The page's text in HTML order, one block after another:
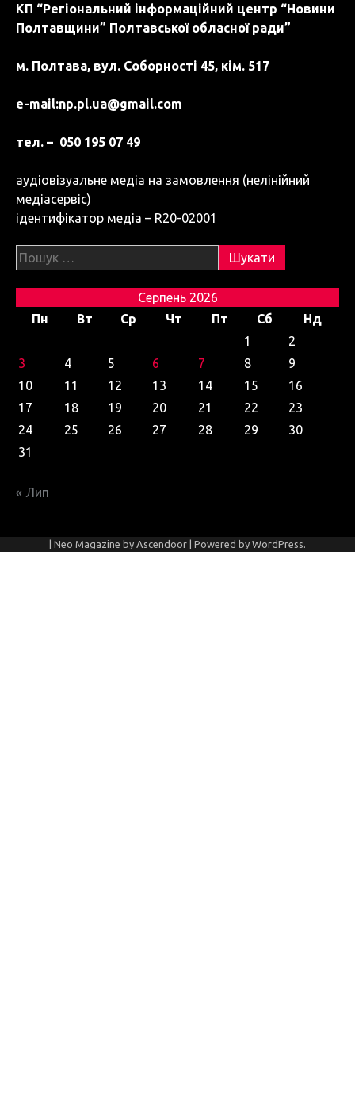
КП “Регіональний інформаційний центр “Новини
Полтавщини” Полтавської обласної ради”
м. Полтава, вул. Соборності 45, кім. 517
e-mail:np.pl.ua@gmail.com
тел. – 050 195 07 49
аудіовізуальне медіа на замовлення (нелінійний
медіасервіс)
ідентифікатор медіа – R20-02001
Пошук:
Серпень 2026
Пн
Вт Ср Чт Пт Сб
Нд
1
2
3
4 5 6 7 8
9
10
11 12 13 14 15
16
17
18 19 20 21 22
23
24
25 26 27 28 29
30
31
« Лип
| Neo Magazine by Ascendoor | Powered by WordPress